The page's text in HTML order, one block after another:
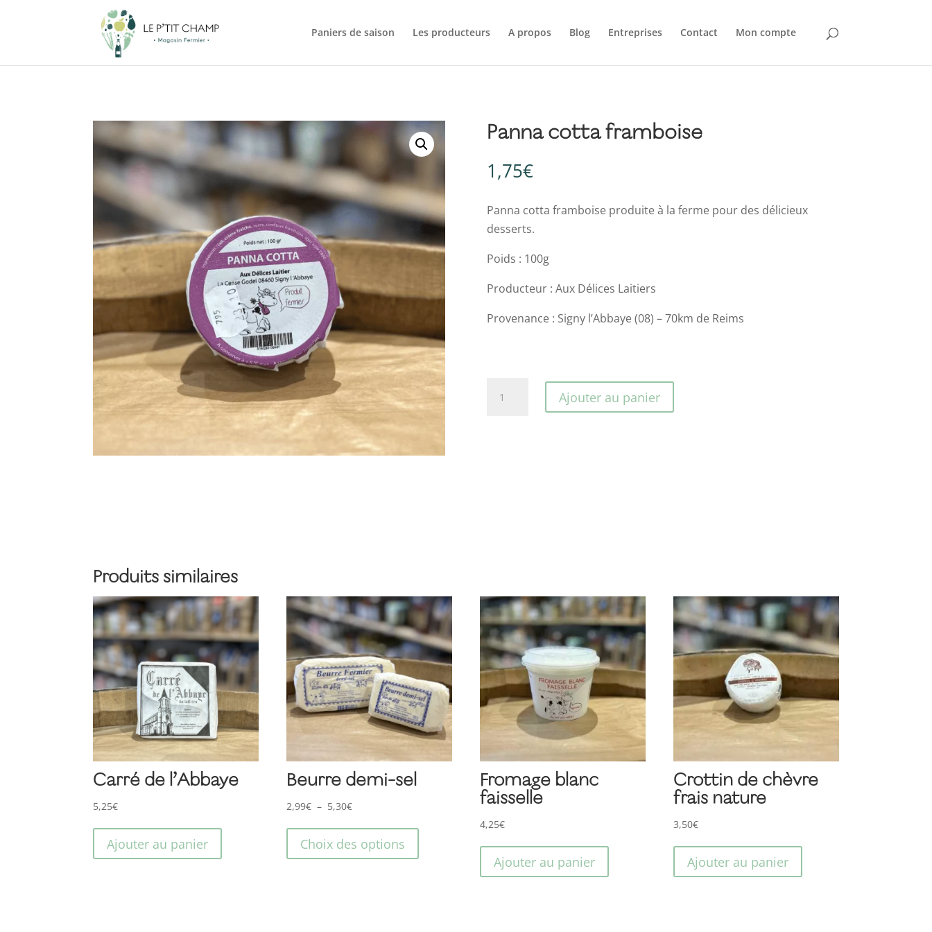
Paniers de saison Les producteurs A propos Blog Entreprises Contact Mon compte
Panna cotta framboise
1,75€
Panna cotta framboise produite à la ferme pour des délicieux
desserts.
Poids : 100g
Producteur : Aux Délices Laitiers
Provenance : Signy l’Abbaye (08) – 70km de Reims
Ajouter au panier
Produits similaires
Carré de l’Abbaye
5,25€
Ajouter au panier
Beurre demi-sel
2,99€ – 5,30€Plage
prix :
2,99€
Choix des options
a
Fromage blanc
faisselle
4,25€
Ajouter au panier
Crottin de chèvre
frais nature
3,50€
Ajouter au panier